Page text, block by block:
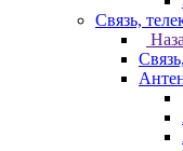
Связь,